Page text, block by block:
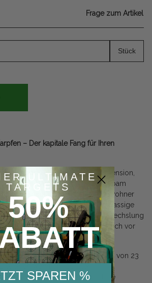
Frage zum Artikel
Stück
– Der kapitale Fang für Ihren
Bogensport-Erlebnis um eine Dimension,
wird: das Wasser. Mit dem Naturfoam
einen absolut lebensechten Bewohner
direkt in Ihren Parcours. Dieser massige
eine willkommene optische Abwechslung
sondern stellt Schützen auch vor
Breite von 57 cm und einer Höhe von 23
einen wahrlich kapitalen
bauchige Form und die
ULTIMATE
TARGETS
50%
SPAREN %